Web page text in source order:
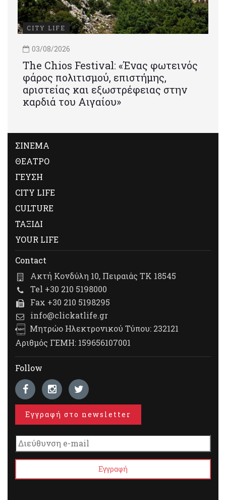
CITY LIFE
03/08/2026
Τhe Chios Festival: «Ένας φωτεινός
φάρος πολιτισμού, επιστήμης,
αριστείας και εξωστρέφειας στην
καρδιά του Αιγαίου»
ΣΙΝΕΜΑ
ΘΕΑΤΡΟ
ΓΕΥΣΗ
CITY LIFE
CULTURE
ΤΑΞΙΔΙ
YOUR LIFE
Contact
Ακτή Κονδύλη 10, Πειραιάς ΤΚ 18545
Tel +30 210 5198000
Fax +30 210 5198295
info@clickatlife.gr
Μητρώο Ηλεκτρονικού Τύπου: 232121
Αριθμός ΓΕΜΗ: 159656107001
Follow
Εγγραφή στο newsletter